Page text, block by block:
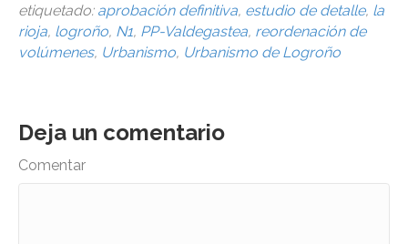
etiquetado: aprobación definitiva, estudio de detalle, la
rioja, logroño, N1, PP-Valdegastea, reordenación de
volúmenes, Urbanismo, Urbanismo de Logroño
Deja un comentario
Comentar